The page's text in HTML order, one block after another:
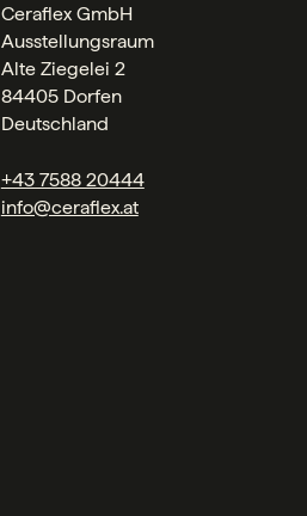
Ceraflex GmbH
Ausstellungsraum
Alte Ziegelei 2
84405 Dorfen
Deutschland
+43 7588 20444
info@ceraflex.at